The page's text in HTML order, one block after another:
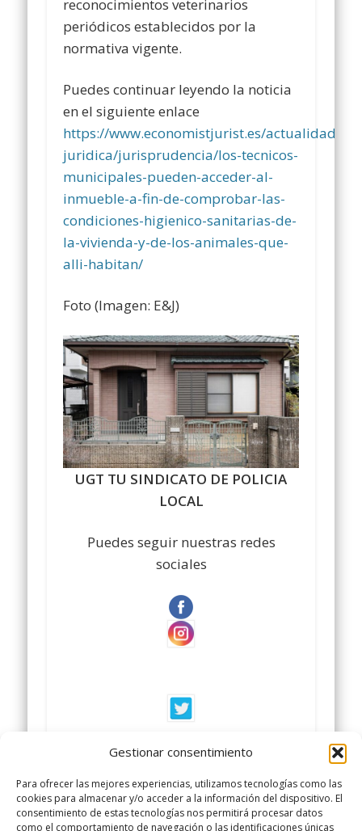
Gestionar consentimiento
Para ofrecer las mejores experiencias, utilizamos tecnologías como las
cookies para almacenar y/o acceder a la información del dispositivo. El
consentimiento de estas tecnologías nos permitirá procesar datos
como el comportamiento de navegación o las identificaciones únicas
reconocimientos veterinarios
periódicos establecidos por la
normativa vigente.
Puedes continuar leyendo la noticia
en el siguiente enlace
https://www.economistjurist.es/actualidad-
juridica/jurisprudencia/los-tecnicos-
municipales-pueden-acceder-al-
inmueble-a-fin-de-comprobar-las-
condiciones-higienico-sanitarias-de-
la-vivienda-y-de-los-animales-que-
alli-habitan/
Foto (Imagen: E&J)
UGT TU SINDICATO DE POLICIA
LOCAL
Puedes seguir nuestras redes
sociales
LOCAL
#sindicatopolicialocal